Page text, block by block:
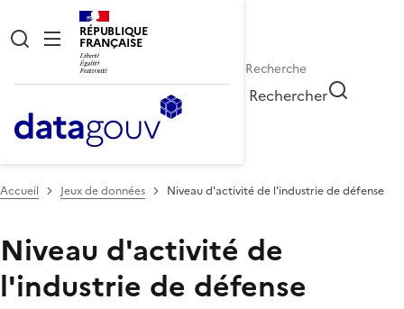
RÉPUBLIQUE
FRANÇAISE
Rechercher
Accueil Jeux de données Niveau d'activité de l'industrie de défense
Niveau d'activité de
l'industrie de défense